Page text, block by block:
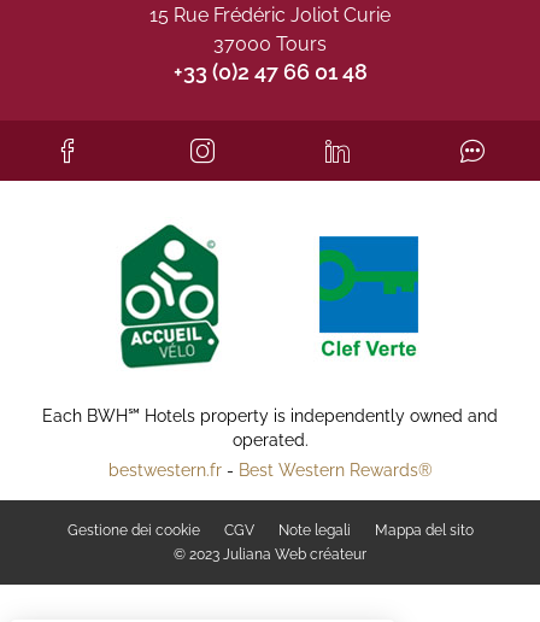
15 Rue Frédéric Joliot Curie
37000 Tours
+33 (0)2 47 66 01 48
Each BWH℠ Hotels property is independently owned and
operated.
bestwestern.fr- Best Western Rewards®
Gestione dei cookie CGV Note legali
Mappa del sito
© 2023 Juliana Web créateur